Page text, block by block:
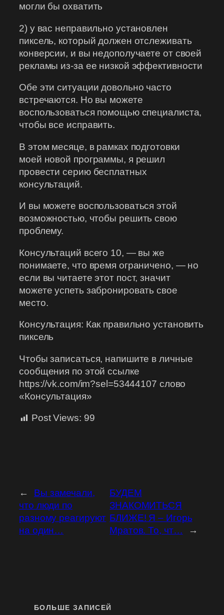
могли бы охватить
2) у вас неправильно установлен
пиксель, который должен отслеживать
конверсии, и вы недополучаете от своей
рекламы из-за ее низкой эффективности
Обе эти ситуации довольно часто
встречаются. Но вы можете
воспользоваться помощью специалиста,
чтобы все исправить.
В этом месяце, в рамках подготовки
моей новой программы, я решил
провести серию бесплатных
консультаций.
И вы можете воспользоваться этой
возможностью, чтобы решить свою
проблему.
Консультаций всего 10, — вы же
понимаете, что время ограничено, — но
если вы читаете этот пост, значит
можете успеть забронировать свое
место.
Консультация: Как правильно установить
пиксель
Чтобы записаться, напишите в личные
сообщения по этой ссылке
https://vk.com/im?sel=53444107 слово
«Консультация»
Post Views: 99
←
Вы замечали,
что люди по
разному реагируют
на один…
БУДЕМ
ЗНАКОМИТЬСЯ
БЛИЖЕ! Я – Игорь
Мратов. То, чт…
→
БОЛЬШЕ ЗАПИСЕЙ